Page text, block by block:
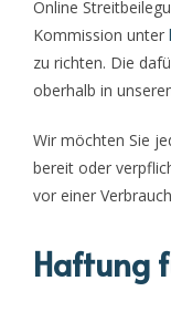
Online
Kommission unter
zu richten. Die
oberhalb in
Wir möchten Sie
bereit oder
vor einer
Haftung